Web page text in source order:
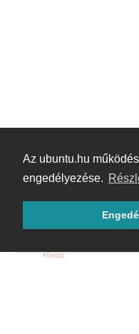
Az ubuntu.hu
engedélyezése.
Hoppá! Valami hiba
Főoldal